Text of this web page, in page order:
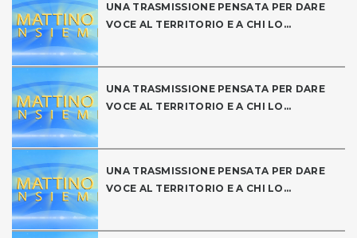
UNA TRASMISSIONE PENSATA PER DARE
VOCE AL TERRITORIO E A CHI LO...
UNA TRASMISSIONE PENSATA PER DARE
VOCE AL TERRITORIO E A CHI LO...
UNA TRASMISSIONE PENSATA PER DARE
VOCE AL TERRITORIO E A CHI LO...